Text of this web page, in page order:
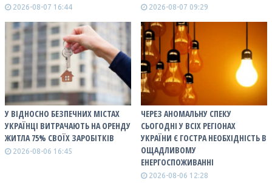
2026-08-07 16:44 2026-08-07 09:29
У ВІДНОСНО БЕЗПЕЧНИХ МІСТАХ
УКРАЇНЦІ ВИТРАЧАЮТЬ НА ОРЕНДУ
ЖИТЛА 75% СВОЇХ ЗАРОБІТКІВ
2026-08-06 16:45
ЧЕРЕЗ АНОМАЛЬНУ СПЕКУ
СЬОГОДНІ У ВСІХ РЕГІОНАХ
УКРАЇНИ Є ГОСТРА НЕОБХІДНІСТЬ В
ОЩАДЛИВОМУ
ЕНЕРГОСПОЖИВАННІ
2026-08-06 12:28